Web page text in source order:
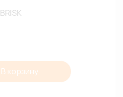
BRISK
В корзину